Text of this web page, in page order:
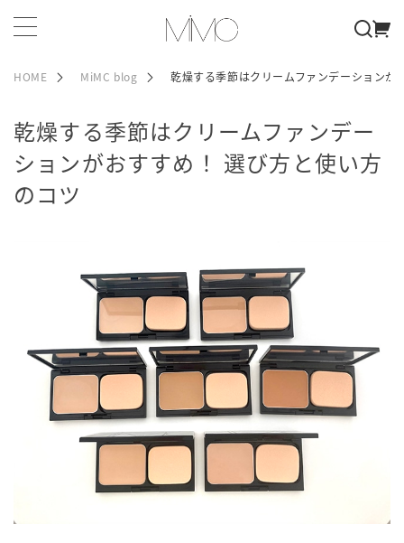
HOME MiMC blog 乾燥する季節はクリームファンデーションが
乾燥する季節はクリームファンデー
ションがおすすめ！ 選び方と使い方
のコツ